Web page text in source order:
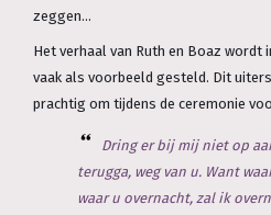
zeggen...
Het verhaal van Ruth en Boaz wordt
vaak als voorbeeld gesteld. Dit
prachtig om tijdens de ceremonie
Dring er bij mij niet op
terugga, weg van u. Want
waar u overnacht, zal ik